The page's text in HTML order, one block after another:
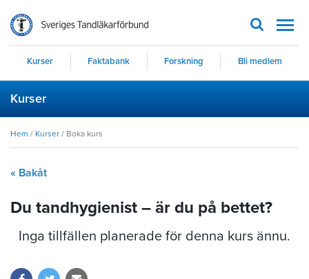
Kurser Faktabank Forskning Bli medlem
Kurser
Hem / Kurser / Boka kurs
« Bakåt
Du tandhygienist – är du på bettet?
Inga tillfällen planerade för denna kurs ännu.